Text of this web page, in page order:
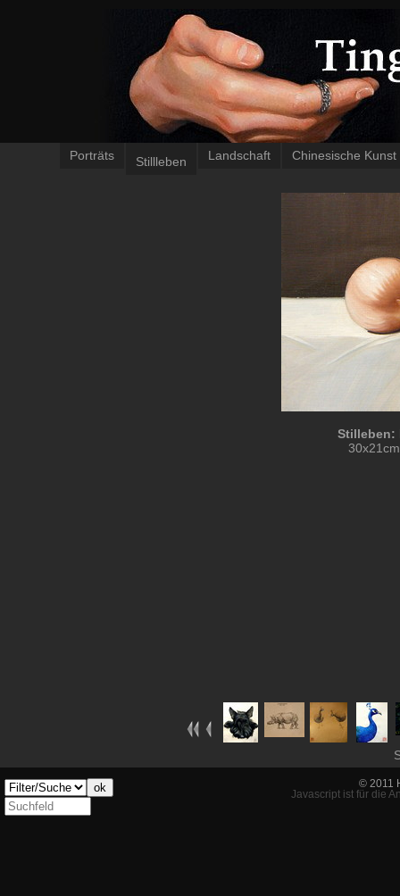
Porträts Stillleben Landschaft Chinesische Kunst
Stilleben:
ok
© 2011
Javascript ist für die